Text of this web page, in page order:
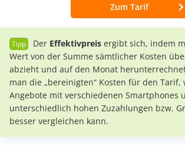
Zum Tarif
Der Effektivpreis ergibt sich, indem
Wert von der Summe sämtlicher Kosten
abzieht und auf den Monat
man die „bereinigten“ Kosten für den Tarif,
Angebote mit verschiedenen Smartphones
unterschiedlich hohen Zuzahlungen bzw.
besser vergleichen kann.